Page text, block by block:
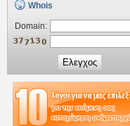
Whois
Domain:
Ελεγχος